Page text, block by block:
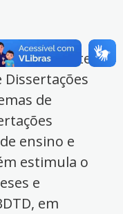
a Biblioteca
Dissertações
de
ensino e
estimula o
e
em